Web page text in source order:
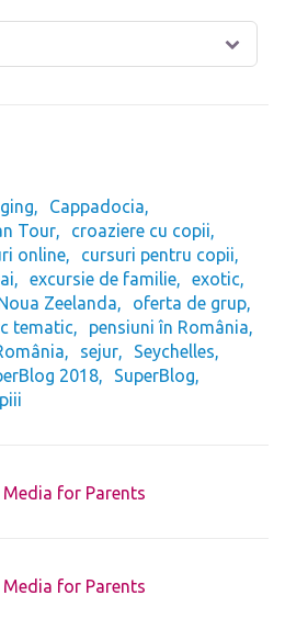
Cappadocia
Tour
croaziere cu copii
online
cursuri pentru copii
excursie de familie
exotic
Zeelanda
oferta de grup
tematic
pensiuni în România
sejur
Seychelles
2018
SuperBlog